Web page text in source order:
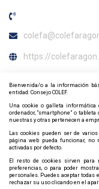
https://
L-V en horario de 10:30
19:00h.
Contacta y síguenos
Bienvenida/o a la información
entidad: Consejo COLEF.
Una cookie o galleta
ordenador, “smartphone” o
nuestras y otras pertenecen a
Las cookies pueden ser de
página web pueda funcionar,
activadas por defecto.
El resto de cookies sirven para
preferencias, o para poder
personales. Puedes aceptar todas
rechazar su uso clicando en el